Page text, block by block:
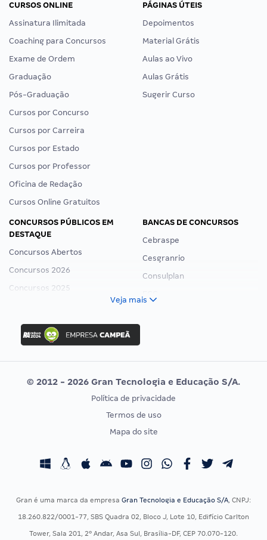
CURSOS ONLINE
Assinatura Ilimitada
Coaching para Concursos
Exame de Ordem
Graduação
Pós-Graduação
Cursos por Concurso
Cursos por Carreira
Cursos por Estado
Cursos por Professor
Oficina de Redação
Cursos Online Gratuitos
PÁGINAS ÚTEIS
Depoimentos
Material Grátis
Aulas ao Vivo
Aulas Grátis
Sugerir Curso
CONCURSOS PÚBLICOS EM
DESTAQUE
Concursos Abertos
Concursos 2026
Concursos 2025
Concurso Ibama
Concurso MPU
Editais publicados
BANCAS DE CONCURSOS
Cebraspe
Cesgranrio
Consulplan
Vunesp
CONCURSOS POR PROFISSÃO
Concursos Fiscais
Concursos Saúde
EXAME DE ORDEM
Calendário OAB
Veja mais
© 2012 - 2026 Gran Tecnologia e Educação S/A.
Política de privacidade
Termos de uso
Mapa do site
Gran é uma marca da empresa Gran Tecnologia e Educação S/A, CNPJ:
18.260.822/0001-77, SBS Quadra 02, Bloco J, Lote 10, Edifício Carlton
Tower, Sala 201, 2º Andar, Asa Sul, Brasília-DF, CEP 70.070-120.